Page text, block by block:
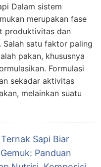
Dalam sistem
merupakan fase
produktivitas dan
Salah satu faktor paling
pakan, khususnya
Formulasi
sekadar aktivitas
melainkan suatu
Sapi Biar
Panduan